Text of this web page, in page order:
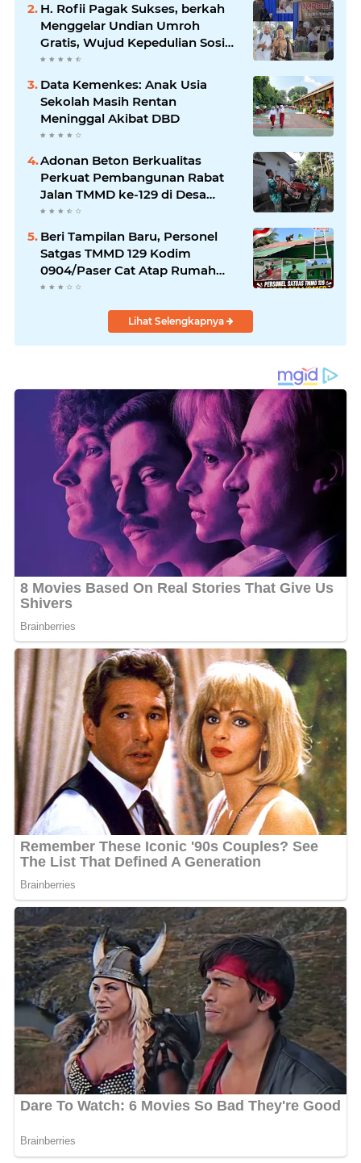
H. Rofii Pagak Sukses, berkah
Menggelar Undian Umroh
Gratis, Wujud Kepedulian Sosial
berbagi.
Data Kemenkes: Anak Usia
Sekolah Masih Rentan
Meninggal Akibat DBD
Adonan Beton Berkualitas
Perkuat Pembangunan Rabat
Jalan TMMD ke-129 di Desa
Ledoktempuro
Beri Tampilan Baru, Personel
Satgas TMMD 129 Kodim
0904/Paser Cat Atap Rumah
Marbot
Lihat Selengkapnya